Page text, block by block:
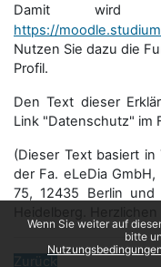
Wenn Sie weiter auf
bitte
Nutzungsbedingungen
Damit wird
https://
Nutzen Sie dazu die
Profil.
Den Text dieser
Link "Datenschutz" im
(Dieser Text basiert
der Fa. eLeDia
75, 12435 Berlin und
Zurück